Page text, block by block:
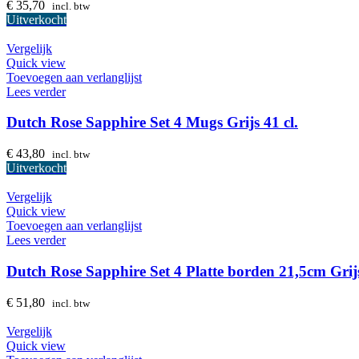
€ 35,70 incl. btw
Uitverkocht
Vergelijk
Quick view
Toevoegen aan verlanglijst
Lees verder
Dutch Rose Sapphire Set 4 Mugs Grijs 41 cl.
€ 43,80 incl. btw
Uitverkocht
Vergelijk
Quick view
Toevoegen aan verlanglijst
Lees verder
Dutch Rose Sapphire Set 4 Platte borden 21,5cm
€ 51,80 incl. btw
Vergelijk
Quick view